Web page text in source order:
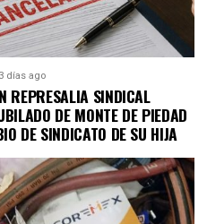
3 días ago
REPRESALIA SINDICAL
DE MONTE DE PIEDAD
DE SINDICATO DE SU HIJA